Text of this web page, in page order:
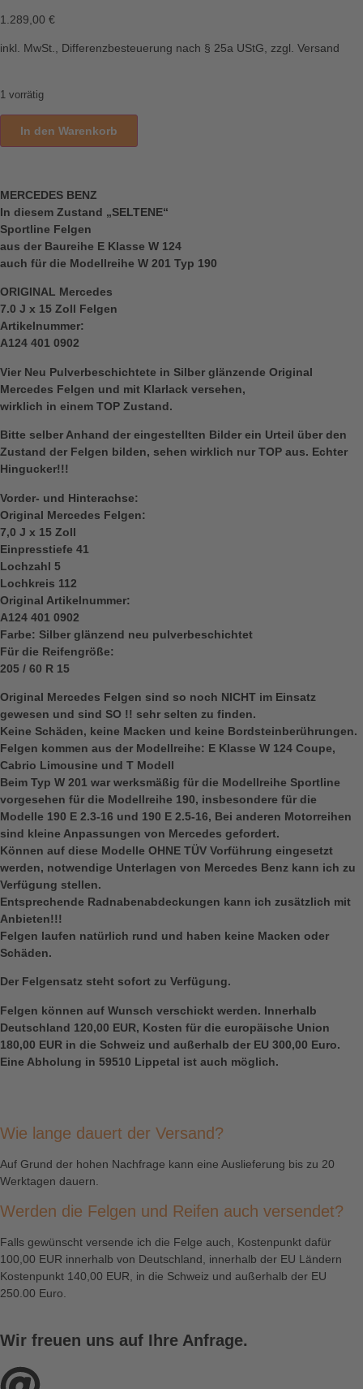
1.289,00 €
inkl. MwSt., Differenzbesteuerung nach § 25a UStG, zzgl. Versand
1 vorrätig
In den Warenkorb
MERCEDES BENZ
In diesem Zustand „SELTENE“
Sportline Felgen
aus der Baureihe E Klasse W 124
auch für die Modellreihe W 201 Typ 190
ORIGINAL Mercedes
7.0 J x 15 Zoll Felgen
Artikelnummer:
A124 401 0902
Vier Neu Pulverbeschichtete in Silber glänzende Original
Mercedes Felgen und mit Klarlack versehen,
wirklich in einem TOP Zustand.
Bitte selber Anhand der eingestellten Bilder ein Urteil über den
Zustand der Felgen bilden, sehen wirklich nur TOP aus. Echter
Hingucker!!!
Vorder- und Hinterachse:
Original Mercedes Felgen:
7,0 J x 15 Zoll
Einpresstiefe 41
Lochzahl 5
Lochkreis 112
Original Artikelnummer:
A124 401 0902
Farbe: Silber glänzend neu pulverbeschichtet
Für die Reifengröße:
205 / 60 R 15
Original Mercedes Felgen sind so noch NICHT im Einsatz
gewesen und sind SO !! sehr selten zu finden.
Keine Schäden, keine Macken und keine Bordsteinberührungen.
Felgen kommen aus der Modellreihe: E Klasse W 124 Coupe,
Cabrio Limousine und T Modell
Beim Typ W 201 war werksmäßig für die Modellreihe Sportline
vorgesehen für die Modellreihe 190, insbesondere für die
Modelle 190 E 2.3-16 und 190 E 2.5-16, Bei anderen Motorreihen
sind kleine Anpassungen von Mercedes gefordert.
Können auf diese Modelle OHNE TÜV Vorführung eingesetzt
werden, notwendige Unterlagen von Mercedes Benz kann ich zu
Verfügung stellen.
Entsprechende Radnabenabdeckungen kann ich zusätzlich mit
Anbieten!!!
Felgen laufen natürlich rund und haben keine Macken oder
Schäden.
Der Felgensatz steht sofort zu Verfügung.
Felgen können auf Wunsch verschickt werden. Innerhalb
Deutschland 120,00 EUR, Kosten für die europäische Union
180,00 EUR in die Schweiz und außerhalb der EU 300,00 Euro.
Eine Abholung in 59510 Lippetal ist auch möglich.
Wie lange dauert der Versand?
Auf Grund der hohen Nachfrage kann eine Auslieferung bis zu 20
Werktagen dauern.
Werden die Felgen und Reifen auch versendet?
Falls gewünscht versende ich die Felge auch, Kostenpunkt dafür
100,00 EUR innerhalb von Deutschland, innerhalb der EU Ländern
Kostenpunkt 140,00 EUR, in die Schweiz und außerhalb der EU
250.00 Euro.
Wir freuen uns auf Ihre Anfrage.